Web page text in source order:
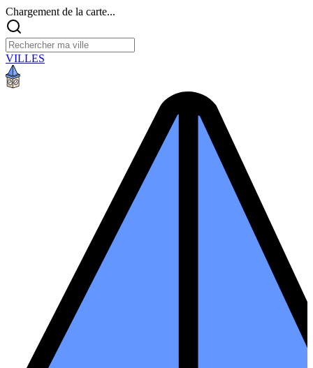
Chargement de la carte...
VILLES